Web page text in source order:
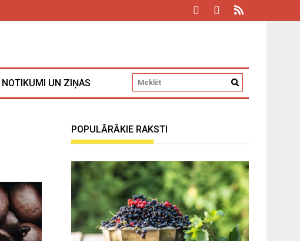
NOTIKUMI UN ZIŅAS
POPULĀRĀKIE RAKSTI